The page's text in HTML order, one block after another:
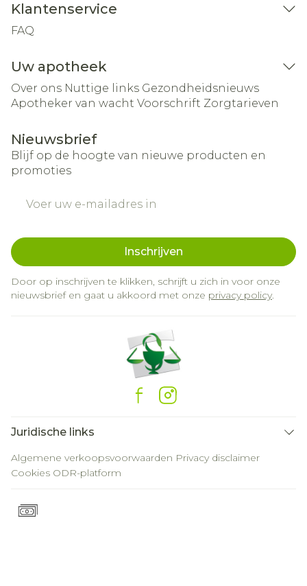
Klantenservice
FAQ
Uw apotheek
Over ons Nuttige links Gezondheidsnieuws
Apotheker van wacht Voorschrift Zorgtarieven
Nieuwsbrief
Blijf op de hoogte van nieuwe producten en
promoties
Inschrijven
Door op inschrijven te klikken, schrijft u zich in voor onze
nieuwsbrief en gaat u akkoord met onze privacy policy.
Juridische links
Algemene verkoopsvoorwaarden Privacy disclaimer
Cookies ODR-platform